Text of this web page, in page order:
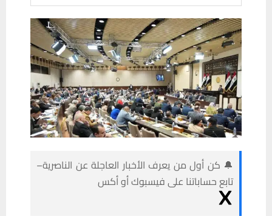
🔔 كن أول من يعرف الأخبار العاجلة عن الناصرية–
تابع حساباتنا على فيسبوك أو أكس